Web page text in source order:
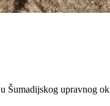
Šumadijskog upravnog